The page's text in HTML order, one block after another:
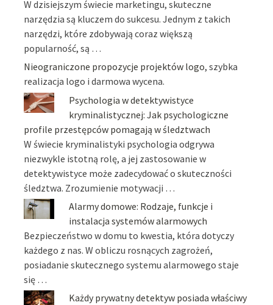
W dzisiejszym świecie marketingu, skuteczne
narzędzia są kluczem do sukcesu. Jednym z takich
narzędzi, które zdobywają coraz większą
popularność, są …
Nieograniczone propozycje projektów logo, szybka
realizacja logo i darmowa wycena.
Psychologia w detektywistyce
kryminalistycznej: Jak psychologiczne
profile przestępców pomagają w śledztwach
W świecie kryminalistyki psychologia odgrywa
niezwykle istotną rolę, a jej zastosowanie w
detektywistyce może zadecydować o skuteczności
śledztwa. Zrozumienie motywacji …
Alarmy domowe: Rodzaje, funkcje i
instalacja systemów alarmowych
Bezpieczeństwo w domu to kwestia, która dotyczy
każdego z nas. W obliczu rosnących zagrożeń,
posiadanie skutecznego systemu alarmowego staje
się …
Każdy prywatny detektyw posiada właściwy